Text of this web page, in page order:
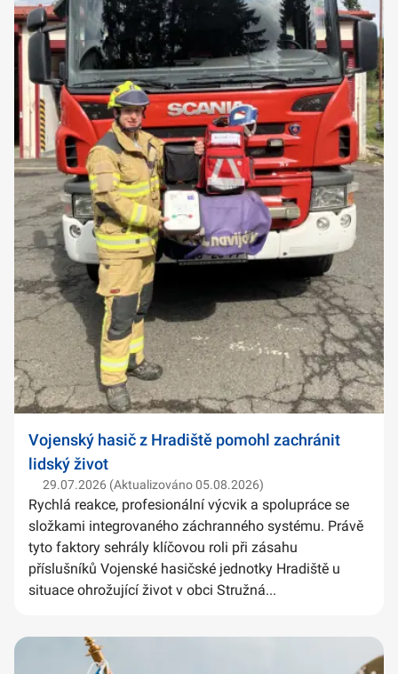
Vojenský hasič z Hradiště pomohl zachránit
lidský život
29.07.2026 (Aktualizováno 05.08.2026)
Rychlá reakce, profesionální výcvik a spolupráce se
složkami integrovaného záchranného systému. Právě
tyto faktory sehrály klíčovou roli při zásahu
příslušníků Vojenské hasičské jednotky Hradiště u
situace ohrožující život v obci Stružná...